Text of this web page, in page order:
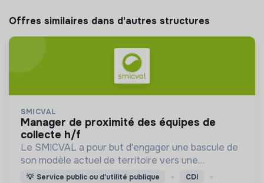
Offres similaires dans d'autres structures
SMICVAL
manager de proximité des équipes de
collecte h/f
Le SMICVAL a pour but d'engager une bascule de
son modèle actuel de territoire vers une
dynamique positive Zero Waste.
💡 Service public ou d’utilité publique CDI